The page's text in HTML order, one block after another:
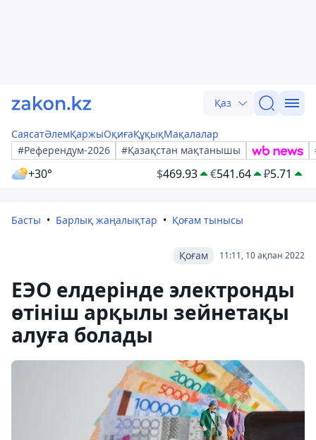
Қаз
СаясатӘлемҚаржыОқиғаҚұқықМақалалар
#Референдум-2026
#Қазақстан мақтанышы
+30° $469.93 €541.64 ₽5.71
Басты Барлық жаңалықтар Қоғам тынысы
11:11, 10 ақпан 2022
Қоғам
ЕЭО елдерінде электронды
өтініш арқылы зейнетақы
алуға болады